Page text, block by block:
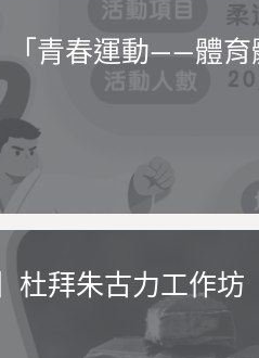
「青春運動——體
杜拜朱古力工作坊